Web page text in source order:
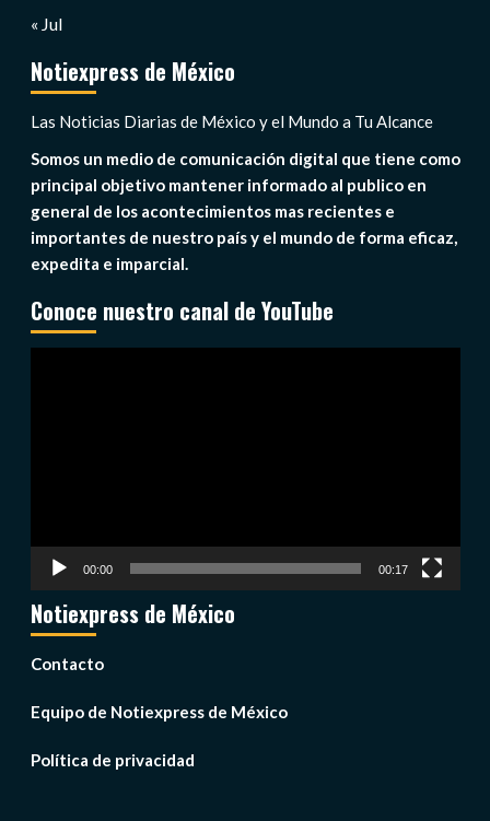
« Jul
Notiexpress de México
Las Noticias Diarias de México y el Mundo a Tu Alcance
Somos un medio de comunicación digital que tiene como
principal objetivo mantener informado al publico en
general de los acontecimientos mas recientes e
importantes de nuestro país y el mundo de forma eficaz,
expedita e imparcial.
Conoce nuestro canal de YouTube
00:00 00:17
Notiexpress de México
Contacto
Equipo de Notiexpress de México
Política de privacidad